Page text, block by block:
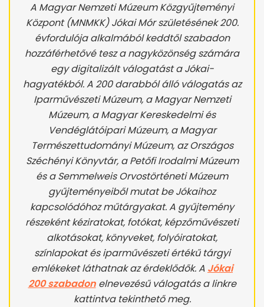
A Magyar Nemzeti Múzeum Közgyűjteményi
Központ (MNMKK) Jókai Mór születésének 200.
évfordulója alkalmából keddtől szabadon
hozzáférhetővé tesz a nagyközönség számára
egy digitalizált válogatást a Jókai-
hagyatékból. A 200 darabból álló válogatás az
Iparművészeti Múzeum, a Magyar Nemzeti
Múzeum, a Magyar Kereskedelmi és
Vendéglátóipari Múzeum, a Magyar
Természettudományi Múzeum, az Országos
Széchényi Könyvtár, a Petőfi Irodalmi Múzeum
és a Semmelweis Orvostörténeti Múzeum
gyűjteményeiből mutat be Jókaihoz
kapcsolódóhoz műtárgyakat. A gyűjtemény
részeként kéziratokat, fotókat, képzőművészeti
alkotásokat, könyveket, folyóiratokat,
színlapokat és iparművészeti értékű tárgyi
emlékeket láthatnak az érdeklődők. A Jókai
200 szabadonelnevezésű válogatás a linkre
kattintva tekinthető meg.